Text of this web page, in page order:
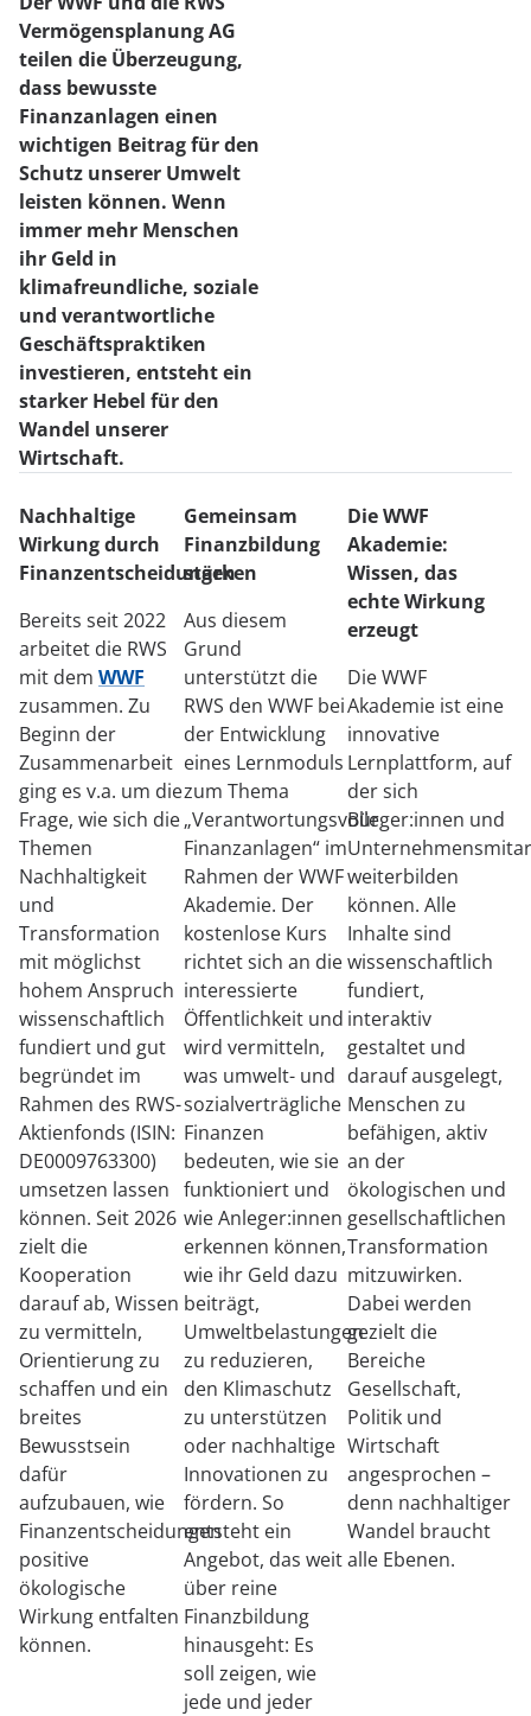
Vermögensplanung AG
teilen die Überzeugung,
dass bewusste
Finanzanlagen einen
wichtigen Beitrag für den
Schutz unserer Umwelt
leisten können. Wenn
immer mehr Menschen
ihr Geld in
klimafreundliche, soziale
und verantwortliche
Geschäftspraktiken
investieren, entsteht ein
starker Hebel für den
Wandel unserer
Wirtschaft.
Nachhaltige
Wirkung durch
Finanzentscheidungen
Bereits seit 2022
arbeitet die RWS
mit dem WWF
zusammen. Zu
Beginn der
Zusammenarbeit
ging es v.a. um die
Frage, wie sich die
Themen
Nachhaltigkeit
und
Transformation
mit möglichst
hohem Anspruch
wissenschaftlich
fundiert und gut
begründet im
Rahmen des RWS-
Aktienfonds (ISIN:
DE0009763300)
umsetzen lassen
können. Seit 2026
zielt die
Kooperation
darauf ab, Wissen
zu vermitteln,
Orientierung zu
schaffen und ein
breites
Bewusstsein
dafür
aufzubauen, wie
Finanzentscheidungen
positive
ökologische
Wirkung entfalten
können.
Gemeinsam
Finanzbildung
stärken
Aus diesem
Grund
unterstützt die
RWS den WWF bei
der Entwicklung
eines Lernmoduls
zum Thema
„Verantwortungsvolle
Finanzanlagen“ im
Rahmen der WWF
Akademie. Der
kostenlose Kurs
richtet sich an die
interessierte
Öffentlichkeit und
wird vermitteln,
was umwelt- und
sozialverträgliche
Finanzen
bedeuten, wie sie
funktioniert und
wie Anleger:innen
erkennen können,
wie ihr Geld dazu
beiträgt,
Umweltbelastungen
zu reduzieren,
den Klimaschutz
zu unterstützen
oder nachhaltige
Innovationen zu
fördern. So
entsteht ein
Angebot, das weit
über reine
Finanzbildung
hinausgeht: Es
soll zeigen, wie
jede und jeder
Die WWF
Akademie:
Wissen, das
echte Wirkung
erzeugt
Die WWF
Akademie ist eine
innovative
Lernplattform, auf
der sich
Bürger:innen und
weiterbilden
können. Alle
Inhalte sind
wissenschaftlich
fundiert,
interaktiv
gestaltet und
darauf ausgelegt,
Menschen zu
befähigen, aktiv
an der
ökologischen und
gesellschaftlichen
Transformation
mitzuwirken.
Dabei werden
gezielt die
Bereiche
Gesellschaft,
Politik und
Wirtschaft
angesprochen –
denn nachhaltiger
Wandel braucht
alle Ebenen.